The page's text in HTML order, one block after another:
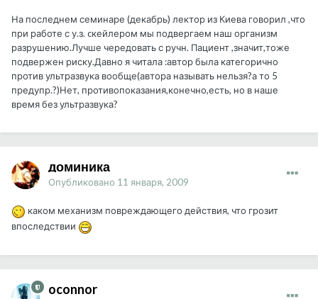
На последнем семинаре (декабрь) лектор из Киева говорил ,что
при работе с у.з. cкейлером мы подвергаем наш организм
разрушению.Лучше чередовать с ручн. Пациент ,значит,тоже
подвержен риску.Давно я читала :автор была категорично
против ультразвука вообще(автора называть нельзя?а то 5
предупр.?)Нет, противопоказания,конечно,есть, но в наше
время без ультразвука?
доминика
Опубликовано 11 января, 2009
каком механизм повреждающего действия, что грозит
впоследствии
oconnor